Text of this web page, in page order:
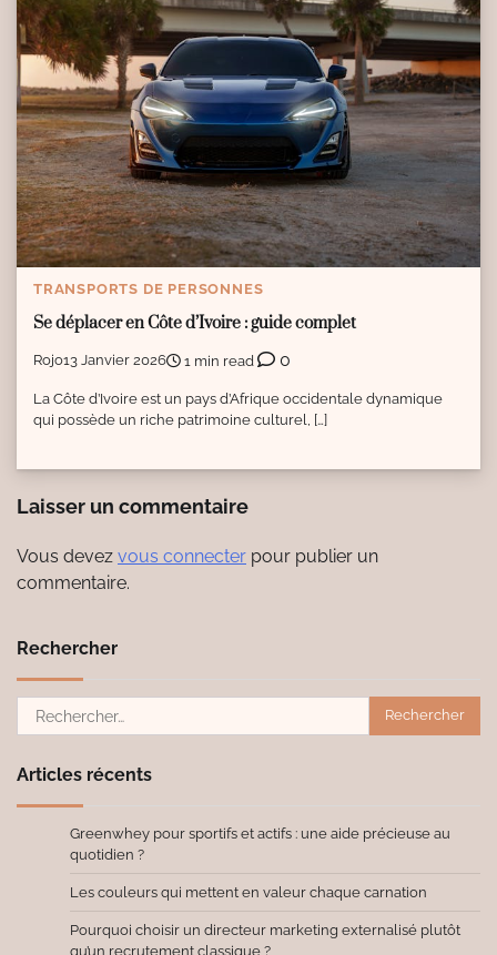
TRANSPORTS DE PERSONNES
Se déplacer en Côte d’Ivoire : guide complet
Rojo13 Janvier 2026 1 min read 0
La Côte d’Ivoire est un pays d’Afrique occidentale dynamique
qui possède un riche patrimoine culturel, […]
Laisser un commentaire
Vous devez vous connecter pour publier un
commentaire.
Rechercher
Rechercher :
Articles récents
Greenwhey pour sportifs et actifs : une aide précieuse au
quotidien ?
Les couleurs qui mettent en valeur chaque carnation
Pourquoi choisir un directeur marketing externalisé plutôt
qu’un recrutement classique ?